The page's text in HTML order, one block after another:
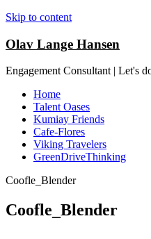
Skip to content
Olav Lange Hansen
Engagement Consultant | Let's
Home
Talent Oases
Kumiay Friends
Cafe-Flores
Viking Travelers
GreenDriveThinking
Coofle_Blender
Coofle_Blender